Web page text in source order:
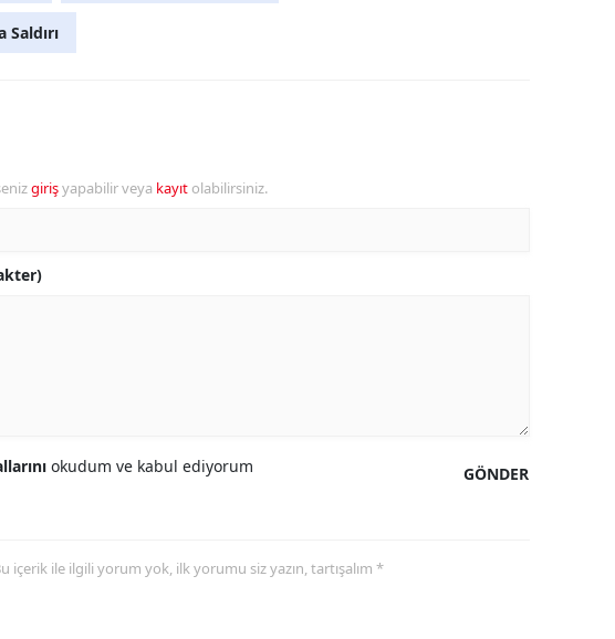
Saldırı
girişyapabilir veya kayıt olabilirsiniz.
GÖNDER
okudum ve kabul ediyorum
içerik ile ilgili yorum yok, ilk yorumu siz yazın, tartışalım *